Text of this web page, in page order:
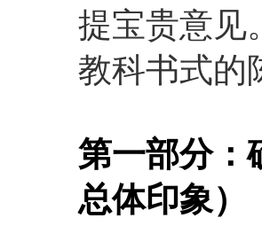
提宝贵意见
教科书式的
第一部分：
总体印象）